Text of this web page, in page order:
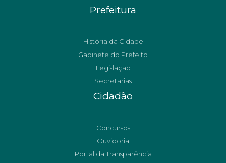
Prefeitura
História da Cidade
Gabinete do Prefeito
Legislação
Secretarias
Cidadão
Concursos
Ouvidoria
Portal da Transparência